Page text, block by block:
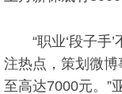
“职业‘段子手’
注热点，策划微
至高达7000元。”